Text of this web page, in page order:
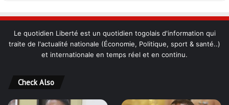
Le quotidien Liberté est un quotidien togolais d'information qui
traite de l'actualité nationale (Économie, Politique, sport & santé..)
et internationale en temps réel et en continu.
Check Also